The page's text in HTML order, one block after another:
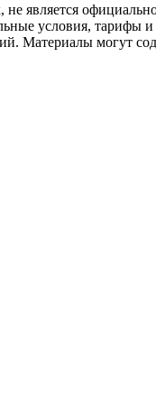
является
условия, тарифы и
Материалы могут